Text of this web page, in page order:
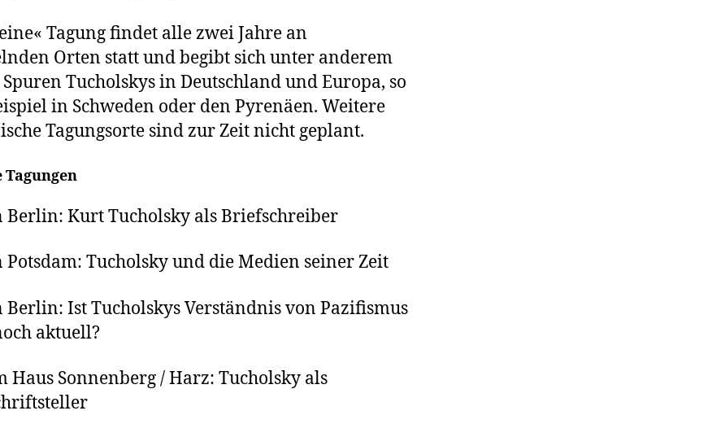
Tagung findet alle zwei Jahre an
Orten statt und begibt sich unter anderem
Tucholskys in Deutschland und Europa, so
in Schweden oder den Pyrenäen. Weitere
Tagungsorte sind zur Zeit nicht geplant.
Berlin: Kurt Tucholsky als Briefschreiber
Potsdam: Tucholsky und die Medien seiner Zeit
Berlin: Ist Tucholskys Verständnis von Pazifismus
aktuell?
Haus Sonnenberg / Harz: Tucholsky als